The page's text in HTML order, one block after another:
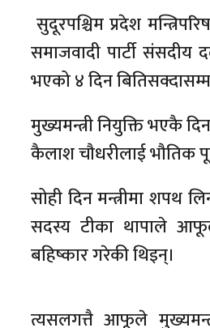
सुदूरपश्चिम प्रदेश
समाजवादी पार्टी संसदीय
भएको ४ दिन
मुख्यमन्त्री नियुक्ति भएकै
कैलाश चौधरीलाई भौतिक
सोही दिन मन्त्रीमा शपथ
सदस्य टीका थापाले
बहिष्कार गरेकी थिइन्।
त्यसलगत्तै आफूले